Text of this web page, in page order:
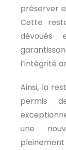
préserver
Cette
dévoués
l’intégrité
Ainsi, la
permis
une